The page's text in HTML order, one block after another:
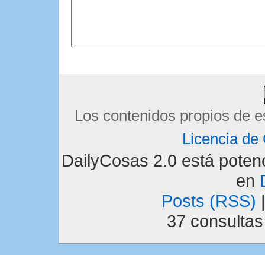
Los contenidos propios de
Licencia de
DailyCosas 2.0 está
en
Posts (RSS)
37